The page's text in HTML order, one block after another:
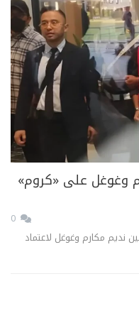
وغوغل على «كروم»
نديم مكارم وغوغل لاعتماد